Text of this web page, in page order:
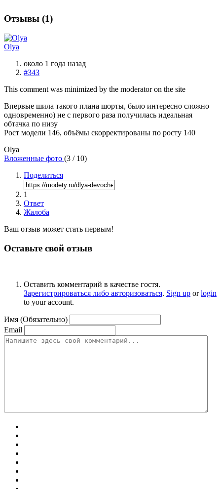
Отзывы (1)
Olya
около 1 года назад
#343
This comment was minimized by the moderator on the site
Впервые шила такого плана шорты, было интересно сложно
одновременно) не с первого раза получилась идеальная
обтачка по низу
Рост модели 146, объёмы скорректированы по росту 140
Olya
Вложенные фото (3 / 10)
Поделиться
1
Ответ
Жалоба
Ваш отзыв может стать первым!
Оставьте свой отзыв
Оставить комментарий в качестве гостя.
Зарегистрироваться либо авторизоваться. Sign up orlogin
to your account.
Имя (Обязательно)
Email